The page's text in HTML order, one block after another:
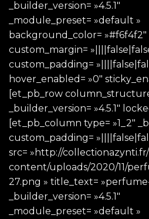
_builder_version= »4.5.1″
_module_preset= »default »
background_color= »#f6f4f2″
custom_margin=
custom_padding=
hover_enabled= »0″
[et_pb_row
_builder_version= »4.5.1″
[et_pb_column type= »1_2″
custom_padding=
src= »http://
content/uploads/2020/11/
27.png » title_text=
_builder_version= »4.5.1″
_module_preset= »default »